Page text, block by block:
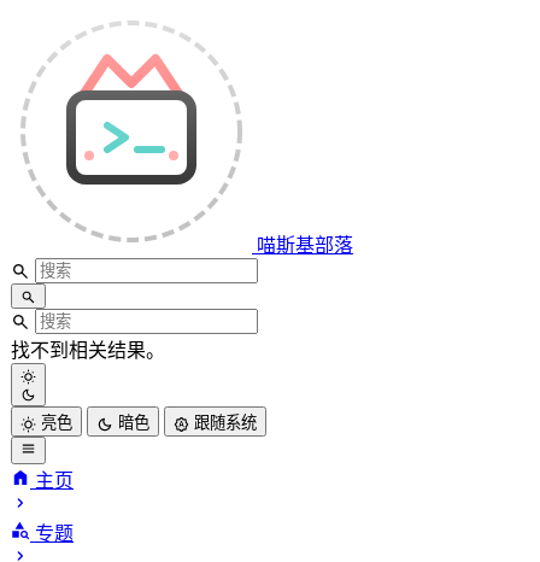
喵斯基部落
找不到相关结果。
亮色 暗色 跟随系统
主页
专题